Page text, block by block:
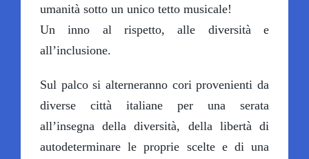
SOSTIENI LABOLLA
umanità sotto un unico tetto musicale!
Un inno al rispetto, alle diversità e
all’inclusione.
Sul palco si alterneranno cori provenienti da
diverse città italiane per una serata
all’insegna della diversità, della libertà di
autodeterminare le proprie scelte e di una